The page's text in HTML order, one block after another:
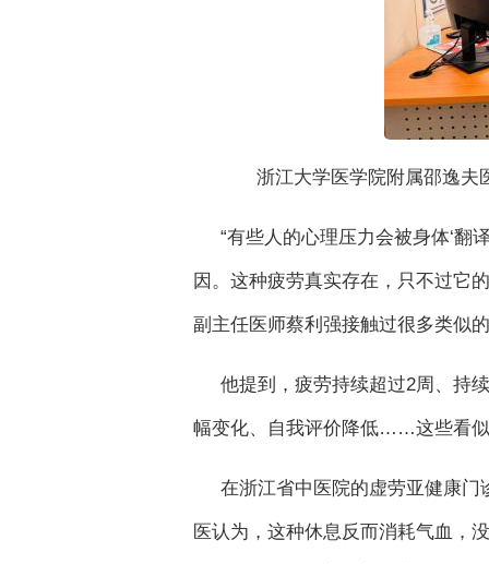
浙江大学医学院附属邵逸夫
“有些人的心理压力会被身体‘翻
因。这种疲劳真实存在，只不过它
副主任医师蔡利强接触过很多类似
他提到，疲劳持续超过2周、持
幅变化、自我评价降低……这些看
在浙江省中医院的虚劳亚健康门
医认为，这种休息反而消耗气血，